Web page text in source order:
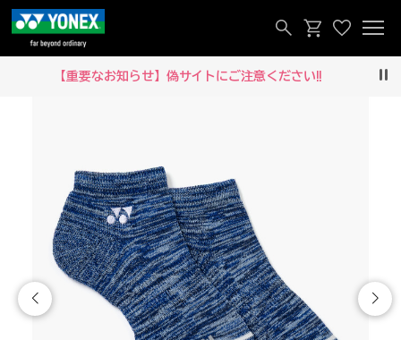
【重要なお知らせ】偽サイトにご注意ください‼